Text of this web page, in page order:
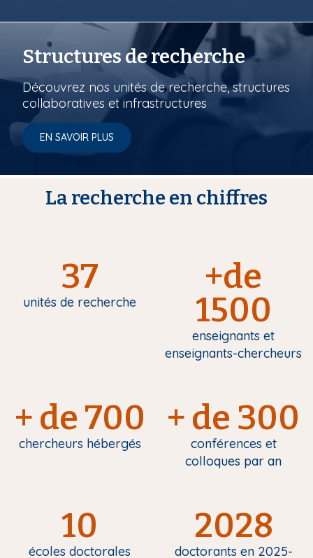
Structures de recherche
Découvrez nos unités de recherche, structures
collaboratives et infrastructures
EN SAVOIR PLUS
La recherche en chiffres
37
unités de recherche
+de
1500
enseignants et
enseignants-chercheurs
+ de 700
chercheurs hébergés
+ de 300
conférences et
colloques par an
10
écoles doctorales
2028
doctorants en 2025-